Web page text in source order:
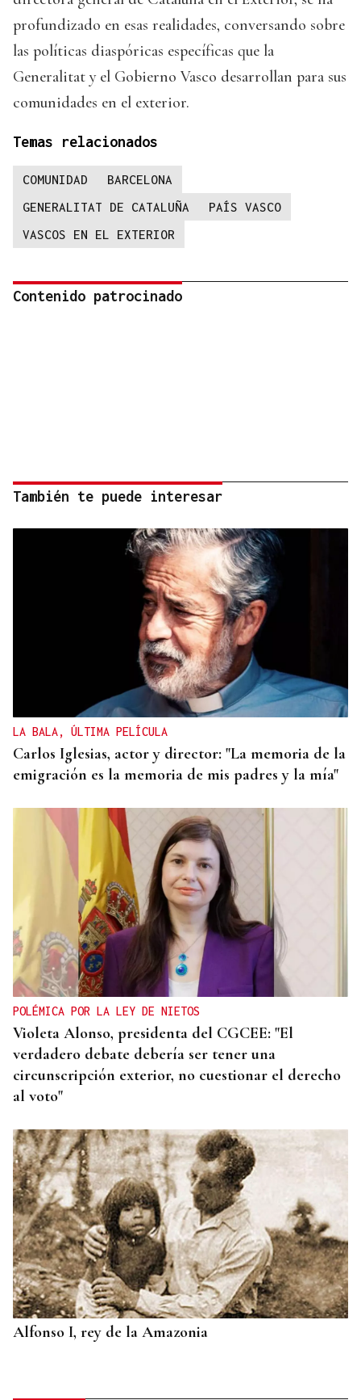
profundizado en esas realidades, conversando sobre
las políticas diaspóricas específicas que la
Generalitat y el Gobierno Vasco desarrollan para sus
comunidades en el exterior.
Temas relacionados
COMUNIDAD
BARCELONA
GENERALITAT DE CATALUÑA
PAÍS VASCO
VASCOS EN EL EXTERIOR
Contenido patrocinado
También te puede interesar
LA BALA, ÚLTIMA PELÍCULA
Carlos Iglesias, actor y director: "La memoria de la
emigración es la memoria de mis padres y la mía"
POLÉMICA POR LA LEY DE NIETOS
Violeta Alonso, presidenta del CGCEE: "El
verdadero debate debería ser tener una
circunscripción exterior, no cuestionar el derecho
al voto"
Alfonso I, rey de la Amazonia